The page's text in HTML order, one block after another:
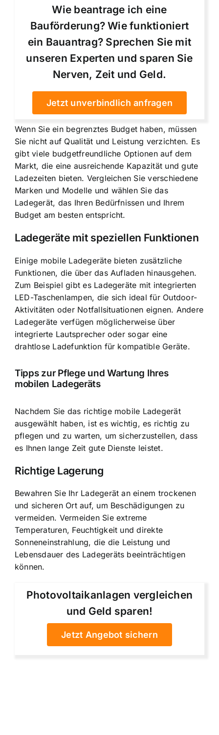
Wie beantrage ich eine
Bauförderung? Wie funktioniert
ein Bauantrag? Sprechen Sie mit
unseren Experten und sparen Sie
Nerven, Zeit und Geld.
Jetzt unverbindlich anfragen
Wenn Sie ein begrenztes Budget haben, müssen
Sie nicht auf Qualität und Leistung verzichten. Es
gibt viele budgetfreundliche Optionen auf dem
Markt, die eine ausreichende Kapazität und gute
Ladezeiten bieten. Vergleichen Sie verschiedene
Marken und Modelle und wählen Sie das
Ladegerät, das Ihren Bedürfnissen und Ihrem
Budget am besten entspricht.
Ladegeräte mit speziellen Funktionen
Einige mobile Ladegeräte bieten zusätzliche
Funktionen, die über das Aufladen hinausgehen.
Zum Beispiel gibt es Ladegeräte mit integrierten
LED-Taschenlampen, die sich ideal für Outdoor-
Aktivitäten oder Notfallsituationen eignen. Andere
Ladegeräte verfügen möglicherweise über
integrierte Lautsprecher oder sogar eine
drahtlose Ladefunktion für kompatible Geräte.
Tipps zur Pflege und Wartung Ihres
mobilen Ladegeräts
Nachdem Sie das richtige mobile Ladegerät
ausgewählt haben, ist es wichtig, es richtig zu
pflegen und zu warten, um sicherzustellen, dass
es Ihnen lange Zeit gute Dienste leistet.
Richtige Lagerung
Bewahren Sie Ihr Ladegerät an einem trockenen
und sicheren Ort auf, um Beschädigungen zu
vermeiden. Vermeiden Sie extreme
Temperaturen, Feuchtigkeit und direkte
Sonneneinstrahlung, die die Leistung und
Lebensdauer des Ladegeräts beeinträchtigen
können.
Photovoltaikanlagen vergleichen
und Geld sparen!
Jetzt Angebot sichern